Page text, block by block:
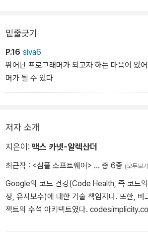
밑줄긋기
P.16 siva6
뛰어난 프로그래머가 되고자 하는 마음이 있
머가 될 수 있다
저자 소개
지은이: 맥스 카넷-알렉산더
최근작 : <심플 소프트웨어> … 총 6종 (모두보
Google의 코드 건강(Code Health, 즉 코드
성, 유지보수)에 대한 기술 책임자다. 또한,
젝트의 수석 아키텍트였다.